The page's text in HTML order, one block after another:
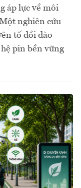
áp lực về môi
nghiên cứu
tố dồi dào
pin bền vững